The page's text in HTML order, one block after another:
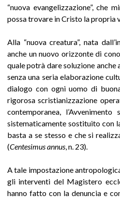
“nuova evangelizzazione”, che
possa trovare in Cristo la propria
Alla “nuova creatura”, nata
anche un nuovo orizzonte di
quale potrà dare soluzione
senza una seria elaborazione
dialogo con ogni uomo di
rigorosa scristianizzazione
contemporanea,
sistematicamente sostituito con
basta a se stesso e che si
(Centesimus annus , n. 23).
A tale impostazione
gli interventi del Magistero
hanno fatto con la denuncia e